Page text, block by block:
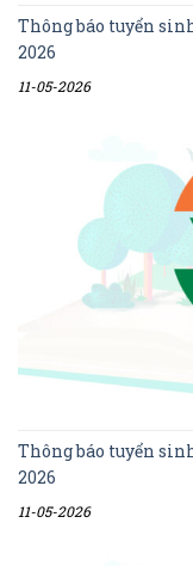
Thông báo tuyển
2026
11-05-2026
Thông báo tuyển
2026
11-05-2026